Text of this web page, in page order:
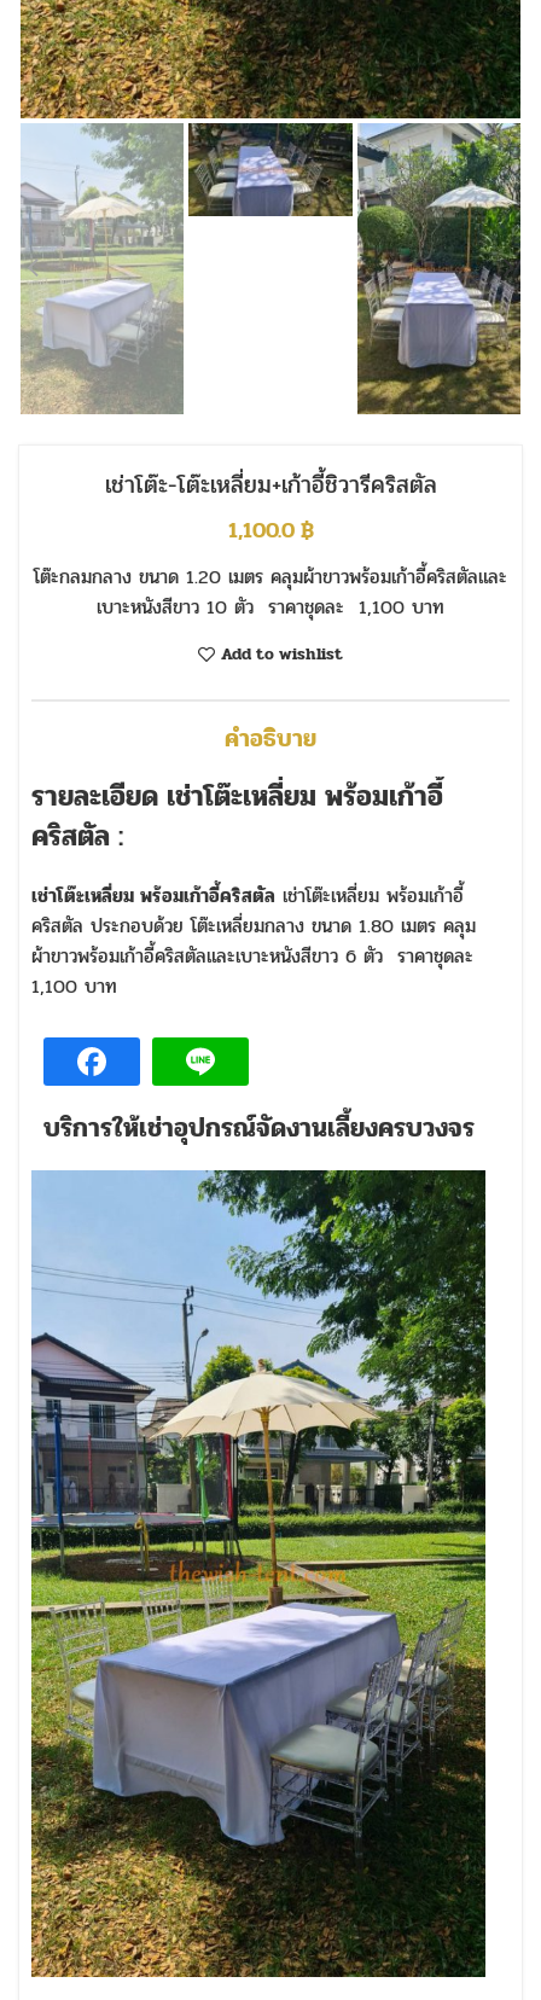
เช่าโต๊ะ-โต๊ะเหลี่ยม+เก้าอี้ชิวารีคริสตัล
1,100.0฿
โต๊ะกลมกลาง ขนาด 1.20 เมตร คลุมผ้าขาวพร้อมเก้าอี้คริสตัลและ
เบาะหนังสีขาว 10 ตัว ราคาชุดละ 1,100 บาท
Add to wishlist
คำอธิบาย
รายละเอียด เช่าโต๊ะเหลี่ยม พร้อมเก้าอี้
คริสตัล :
เช่าโต๊ะเหลี่ยม พร้อมเก้าอี้คริสตัล เช่าโต๊ะเหลี่ยม พร้อมเก้าอี้
คริสตัล ประกอบด้วย โต๊ะเหลี่ยมกลาง ขนาด 1.80 เมตร คลุม
ผ้าขาวพร้อมเก้าอี้คริสตัลและเบาะหนังสีขาว 6 ตัว ราคาชุดละ
1,100 บาท
บริการให้เช่าอุปกรณ์จัดงานเลี้ยงครบวงจร